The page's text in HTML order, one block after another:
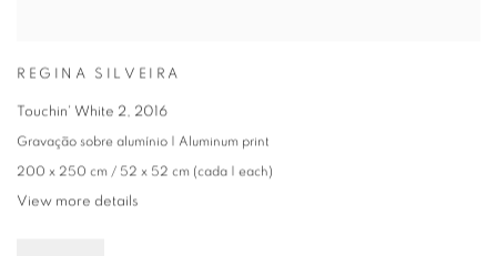
REGINA SILVEIRA
Touchin' White 2, 2016
Gravação sobre alumínio | Aluminum print
200 x 250 cm / 52 x 52 cm (cada | each)
View more details